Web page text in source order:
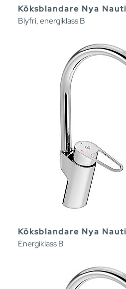
Köksblandare Nya
Blyfri, energiklass B
Köksblandare Nya
Energiklass B